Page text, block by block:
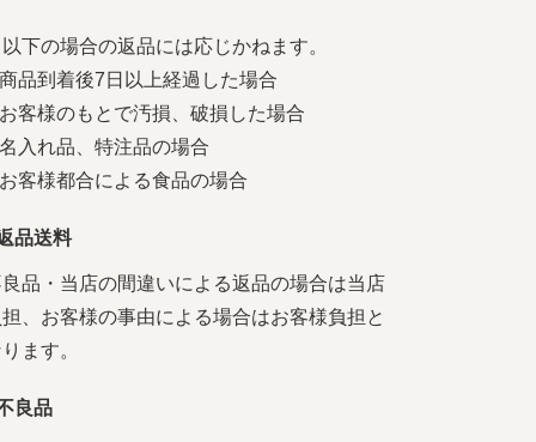
下の場合の返品には応じかねます。
品到着後7日以上経過した場合
客様のもとで汚損、破損した場合
入れ品、特注品の場合
客様都合による食品の場合
品送料
品・当店の間違いによる返品の場合は当店
、お客様の事由による場合はお客様負担と
ます。
良品